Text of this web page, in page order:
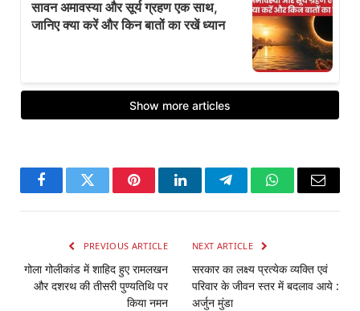
FacebookTwitter PinterestLinkedInTelegramWhatsApp
Email
PREVIOUS ARTICLE
गोला गोलीकांड में शाहिद हुए रामलखन
और दशरथ की तीसरी पुण्यतिथि पर
किया नमन
NEXT ARTICLE
सरकार का लक्ष्य प्रत्येक व्यक्ति एवं
परिवार के जीवन स्तर में बदलाव आये :
अर्जुन मुंडा